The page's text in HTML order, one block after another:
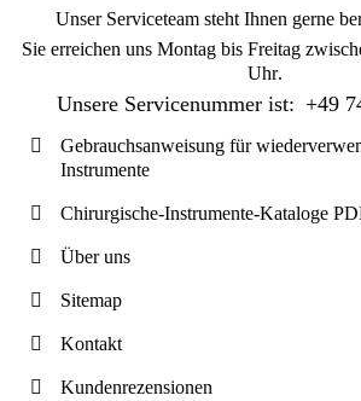
Unser Serviceteam steht Ihnen gerne
Sie erreichen uns Montag bis Freitag
Uhr.
Unsere Servicenummer ist: +49
Gebrauchsanweisung für
Instrumente
Chirurgische-Instrumente-Kataloge
Über uns
Sitemap
Kontakt
Kundenrezensionen